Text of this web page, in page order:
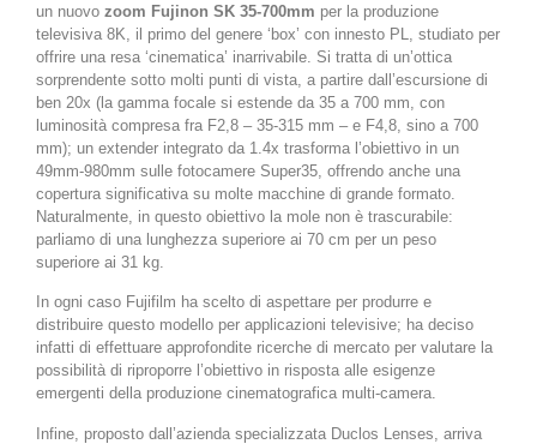
un nuovo zoom Fujinon SK 35-700mm per la produzione
televisiva 8K, il primo del genere ‘box’ con innesto PL, studiato per
offrire una resa ‘cinematica’ inarrivabile. Si tratta di un’ottica
sorprendente sotto molti punti di vista, a partire dall’escursione di
ben 20x (la gamma focale si estende da 35 a 700 mm, con
luminosità compresa fra F2,8 – 35-315 mm – e F4,8, sino a 700
mm); un extender integrato da 1.4x trasforma l’obiettivo in un
49mm-980mm sulle fotocamere Super35, offrendo anche una
copertura significativa su molte macchine di grande formato.
Naturalmente, in questo obiettivo la mole non è trascurabile:
parliamo di una lunghezza superiore ai 70 cm per un peso
superiore ai 31 kg.
In ogni caso Fujifilm ha scelto di aspettare per produrre e
distribuire questo modello per applicazioni televisive; ha deciso
infatti di effettuare approfondite ricerche di mercato per valutare la
possibilità di riproporre l’obiettivo in risposta alle esigenze
emergenti della produzione cinematografica multi-camera.
Infine, proposto dall’azienda specializzata Duclos Lenses, arriva